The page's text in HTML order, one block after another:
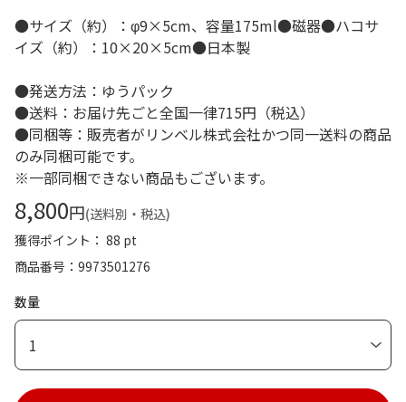
●サイズ（約）：φ9×5cm、容量175ml●磁器●ハコサ
イズ（約）：10×20×5cm●日本製
●発送方法：ゆうパック
●送料：お届け先ごと全国一律715円（税込）
●同梱等：販売者がリンベル株式会社かつ同一送料の商品
のみ同梱可能です。
※一部同梱できない商品もございます。
8,800円(送料別・税込)
獲得ポイント： 88 pt
商品番号
9973501276
数量
1